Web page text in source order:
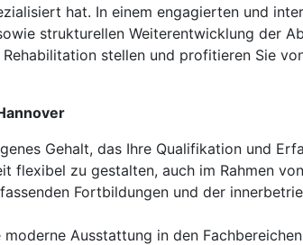
hat. In einem engagierten und
strukturellen Weiterentwicklung der
stellen und profitieren Sie
Gehalt, das Ihre Qualifikation und
flexibel zu gestalten, auch im Rahmen
Fortbildungen und der
Ausstattung in den